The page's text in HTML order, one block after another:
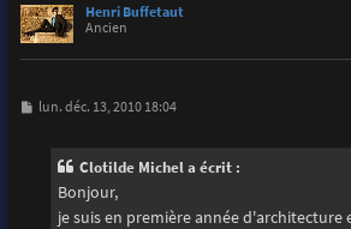
Henri Buffetaut
Ancien
M
lun. déc. 13, 2010 18:04
Clotilde Michel a écrit :
Bonjour,
je suis en première année d'architecture